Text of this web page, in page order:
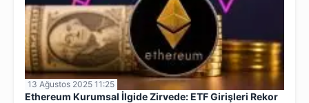
13 Ağustos 2025 11:25
Ethereum Kurumsal İlgide Zirvede: ETF Girişleri Rekor